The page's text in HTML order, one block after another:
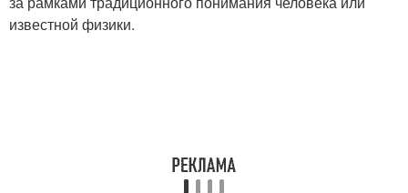
известной физики.